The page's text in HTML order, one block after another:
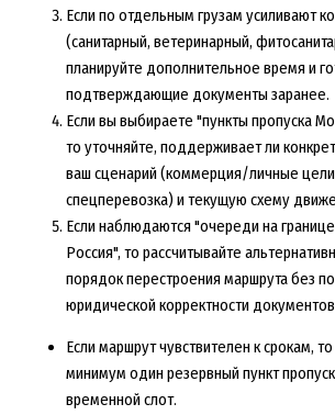
Если по отдельным грузам усиливают
(санитарный, ветеринарный,
планируйте дополнительное время и
подтверждающие документы заранее.
Если вы выбираете "пункты пропуска
то уточняйте, поддерживает ли
ваш сценарий (коммерция/личные
спецперевозка) и текущую схему
Если наблюдаются "очереди на границе
Россия", то рассчитывайте
порядок перестроения маршрута без
юридической корректности
Если маршрут чувствителен к срокам,
минимум один резервный пункт
временной слот.